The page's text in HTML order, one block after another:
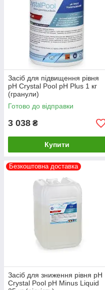
Засіб для підвищення рівня
pH Crystal Pool pH Plus 1 кг
(гранули)
Готово до відправки
3 038 ₴
Купити
Безкоштовна доставка
Засіб для зниження рівня pH
Crystal Pool pH Minus Liquid